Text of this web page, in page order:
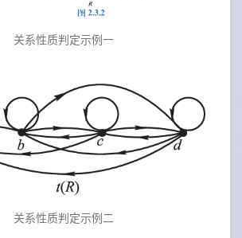
关系性质判定示例一
关系性质判定示例二